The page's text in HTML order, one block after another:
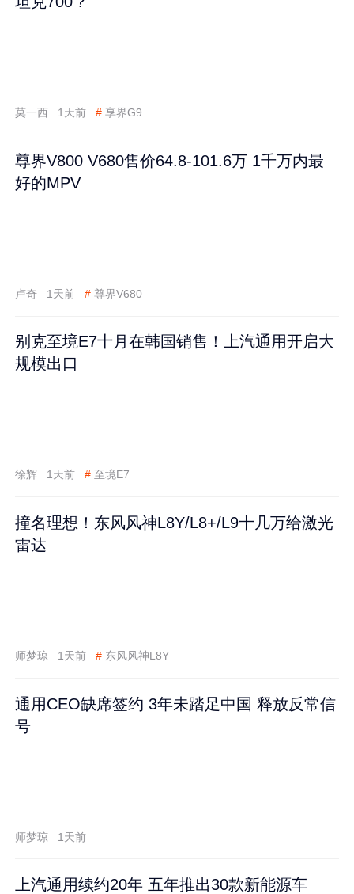
莫一西 1天前 # 享界G9
尊界V800 V680售价64.8-101.6万 1千万内最
好的MPV
卢奇 1天前 # 尊界V680
别克至境E7十月在韩国销售！上汽通用开启大
规模出口
徐辉 1天前 # 至境E7
撞名理想！东风风神L8Y/L8+/L9十几万给激光
雷达
师梦琼 1天前 # 东风风神L8Y
通用CEO缺席签约 3年未踏足中国 释放反常信
号
师梦琼 1天前
上汽通用续约20年 五年推出30款新能源车